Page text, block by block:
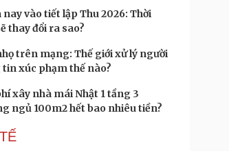
nay vào tiết lập Thu 2026: Thời
thay đổi ra sao?
trên mạng: Thế giới xử lý người
xúc phạm thế nào?
xây nhà mái Nhật 1 tầng 3
ngủ 100m2 hết bao nhiêu tiền?